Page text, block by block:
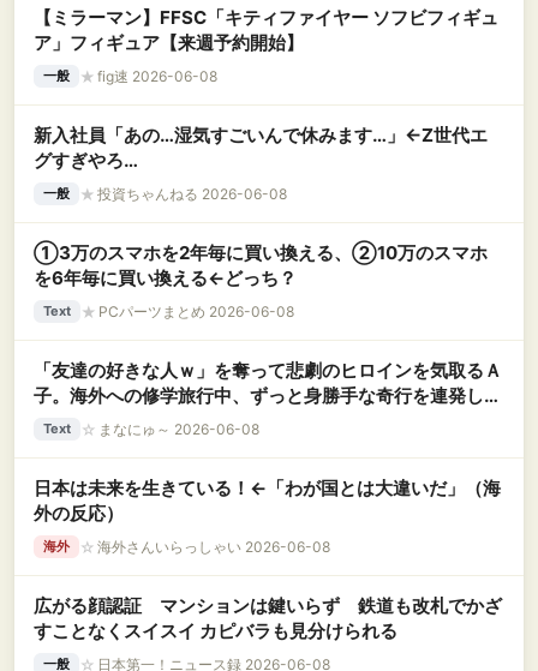
【ミラーマン】FFSC「キティファイヤー ソフビフィギュ
ア」フィギュア【来週予約開始】
一般 ★ fig速 2026-06-08
新入社員「あの…湿気すごいんで休みます…」←Z世代エ
グすぎやろ…
一般 ★ 投資ちゃんねる 2026-06-08
①3万のスマホを2年毎に買い換える、②10万のスマホ
を6年毎に買い換える←どっち？
Text ★ PCパーツまとめ 2026-06-08
「友達の好きな人ｗ」を奪って悲劇のヒロインを気取るＡ
子。海外への修学旅行中、ずっと身勝手な奇行を連発して
周囲の逆鱗に触れた結果、グループ全員から即時ＣＯされ
Text ☆ まなにゅ～ 2026-06-08
日本は未来を生きている！←「わが国とは大違いだ」（海
外の反応）
海外 ☆ 海外さんいらっしゃい 2026-06-08
広がる顔認証 マンションは鍵いらず 鉄道も改札でかざ
すことなくスイスイ カピバラも見分けられる
一般 ☆ 日本第一！ニュース録 2026-06-08